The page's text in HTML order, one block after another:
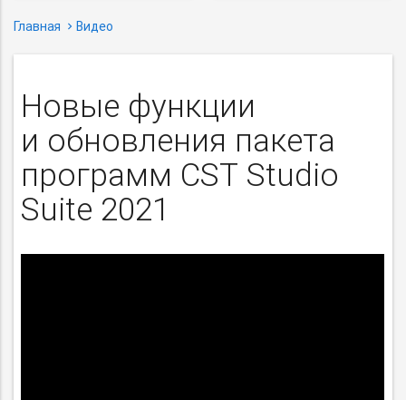
Главная Видео
Новые функции
и обновления пакета
программ CST Studio
Suite 2021